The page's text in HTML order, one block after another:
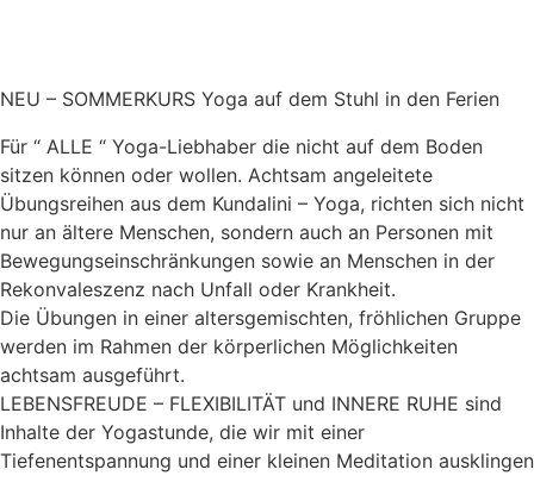
NEU – SOMMERKURS Yoga auf dem Stuhl in den Ferien
Für “ ALLE “ Yoga-Liebhaber die nicht auf dem Boden
sitzen können oder wollen. Achtsam angeleitete
Übungsreihen aus dem Kundalini – Yoga, richten sich nicht
nur an ältere Menschen, sondern auch an Personen mit
Bewegungseinschränkungen sowie an Menschen in der
Rekonvaleszenz nach Unfall oder Krankheit.
Die Übungen in einer altersgemischten, fröhlichen Gruppe
werden im Rahmen der körperlichen Möglichkeiten
achtsam ausgeführt.
LEBENSFREUDE – FLEXIBILITÄT und INNERE RUHE sind
Inhalte der Yogastunde, die wir mit einer
Tiefenentspannung und einer kleinen Meditation ausklingen